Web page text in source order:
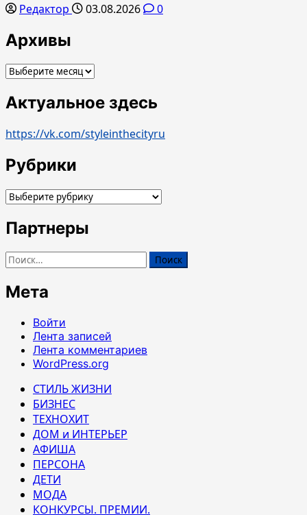
Редактор 03.08.2026 0
Архивы
Архивы
Актуальное здесь
https://vk.com/styleinthecityru
Рубрики
Рубрики
Партнеры
Найти:
Мета
Войти
Лента записей
Лента комментариев
WordPress.org
СТИЛЬ ЖИЗНИ
БИЗНЕС
ТЕХНОХИТ
ДОМ и ИНТЕРЬЕР
АФИША
ПЕРСОНА
ДЕТИ
МОДА
КОНКУРСЫ. ПРЕМИИ.